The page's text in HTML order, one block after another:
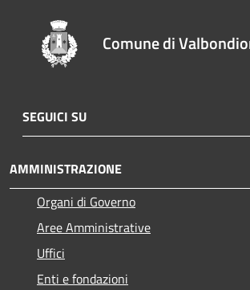
Comune di
SEGUICI SU
AMMINISTRAZIONE
Organi di Governo
Aree Amministrative
Uffici
Enti e fondazioni